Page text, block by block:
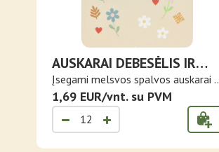
AUSKARAI DEBESĖLIS IR
SKĖTIS
Įsegami melsvos spalvos auskarai -
vin..
1,69 EUR/vnt. su PVM